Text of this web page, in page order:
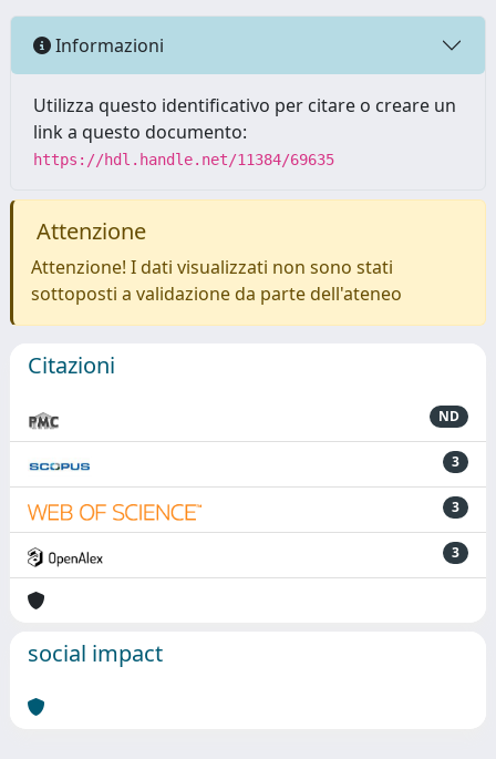
Informazioni
Utilizza questo identificativo per citare o creare un
link a questo documento:
https://hdl.handle.net/11384/69635
Attenzione
Attenzione! I dati visualizzati non sono stati
sottoposti a validazione da parte dell'ateneo
Citazioni
ND
3
3
3
social impact